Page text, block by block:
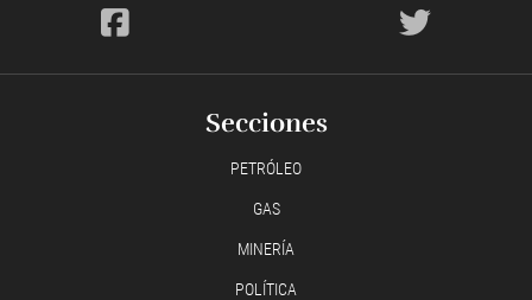
Secciones
PETRÓLEO
GAS
MINERÍA
POLÍTICA